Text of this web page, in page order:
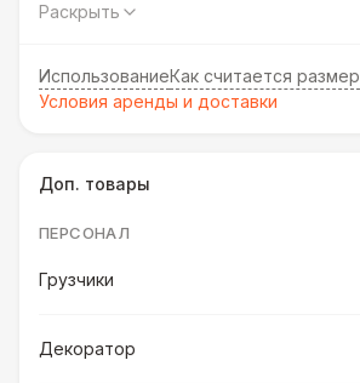
Раскрыть
ИспользованиеКак считается размер
Условия аренды и доставки
Доп. товары
ПЕРСОНАЛ
Грузчики
Декоратор